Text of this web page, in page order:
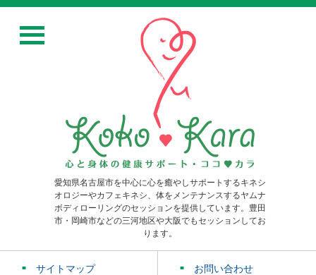
愛知県名古屋市を中心に心を癒やしサポートするキネシ
オロジーやカフェキネシ、体をメンテナンスするヤムナ
ボディローリングのセッションを提供しています。豊田
市・岡崎市などの三河地区や大阪でもセッションしてお
ります。
サイトマップ お問い合わせ